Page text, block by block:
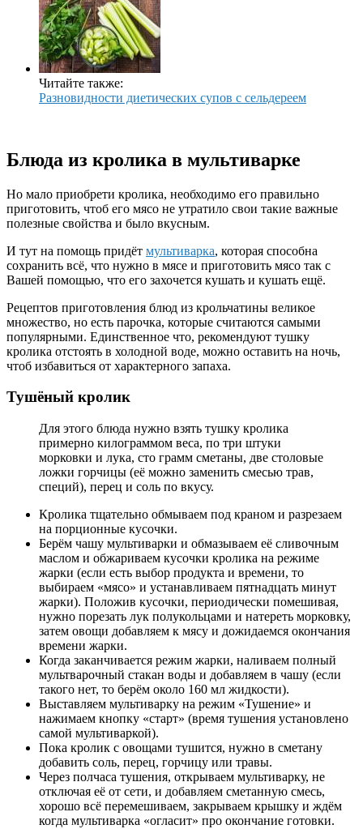
Читайте также:
Разновидности диетических супов с сельдереем
Блюда из кролика в мультиварке
Но мало приобрети кролика, необходимо его правильно
приготовить, чтоб его мясо не утратило свои такие важные
полезные свойства и было вкусным.
И тут на помощь придёт мультиварка, которая способна
сохранить всё, что нужно в мясе и приготовить мясо так с
Вашей помощью, что его захочется кушать и кушать ещё.
Рецептов приготовления блюд из крольчатины великое
множество, но есть парочка, которые считаются самыми
популярными. Единственное что, рекомендуют тушку
кролика отстоять в холодной воде, можно оставить на ночь,
чтоб избавиться от характерного запаха.
Тушёный кролик
Для этого блюда нужно взять тушку кролика
примерно килограммом веса, по три штуки
морковки и лука, сто грамм сметаны, две столовые
ложки горчицы (её можно заменить смесью трав,
специй), перец и соль по вкусу.
Кролика тщательно обмываем под краном и разрезаем
на порционные кусочки.
Берём чашу мультиварки и обмазываем её сливочным
маслом и обжариваем кусочки кролика на режиме
жарки (если есть выбор продукта и времени, то
выбираем «мясо» и устанавливаем пятнадцать минут
жарки). Положив кусочки, периодически помешивая,
нужно порезать лук полукольцами и натереть морковку,
затем овощи добавляем к мясу и дожидаемся окончания
времени жарки.
Когда заканчивается режим жарки, наливаем полный
мультварочный стакан воды и добавляем в чашу (если
такого нет, то берём около 160 мл жидкости).
Выставляем мультиварку на режим «Тушение» и
нажимаем кнопку «старт» (время тушения установлено
самой мультиваркой).
Пока кролик с овощами тушится, нужно в сметану
добавить соль, перец, горчицу или травы.
Через полчаса тушения, открываем мультиварку, не
отключая её от сети, и добавляем сметанную смесь,
хорошо всё перемешиваем, закрываем крышку и ждём
когда мультиварка «огласит» про окончание готовки.